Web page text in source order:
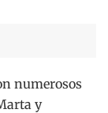
numerosos
y